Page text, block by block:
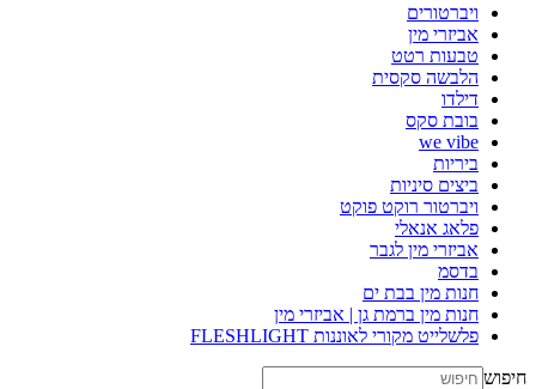
ויברטורים
אביזרי מין
טבעות רטט
הלבשה סקסית
דילדו
בובת סקס
we vibe
ביריות
ביצים סיניות
ויברטור רוקט פוקט
פלאג אנאלי
אביזרי מין לגבר
בדסמ
חנות מין בבת ים
חנות מין ברמת גן | אביזרי מין
פלשלייט מקורי לאוננות FLESHLIGHT
חיפוש